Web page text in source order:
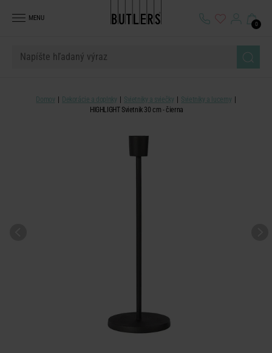
MENU
0
Domov Dekorácie a doplnky Svietniky a sviečky
Svietniky a lucerny
HIGHLIGHT Svietnik 30 cm - čierna